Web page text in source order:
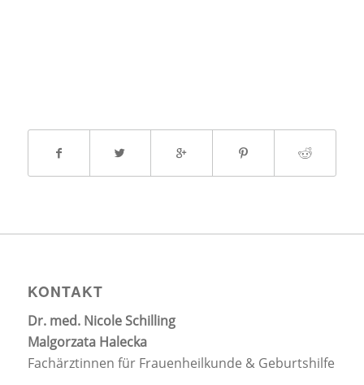
KONTAKT
Dr. med. Nicole Schilling
Malgorzata Halecka
Fachärztinnen für Frauenheilkunde & Geburtshilfe